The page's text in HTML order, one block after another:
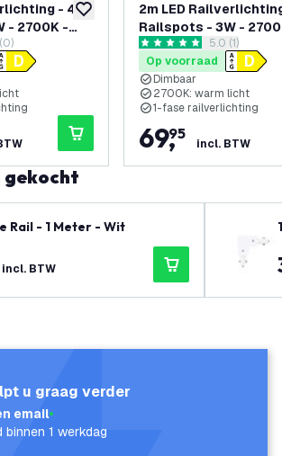
toevoegen aan verlanglijst
- 4
- 2700K -
Wit
2m LED
Railspots - 3W -
Dimbaar - 1-Fase
Railsysteem - Zwart
reviews
5 score sterren5.0 (1)
Op voorraad
Dimbaar
2700K: warm licht
1-fase railverlichting
69,
95
incl. BTW
gekocht
Rail - 1 Meter - Wit
incl. BTW
u graag verder
email
binnen 1 werkdag